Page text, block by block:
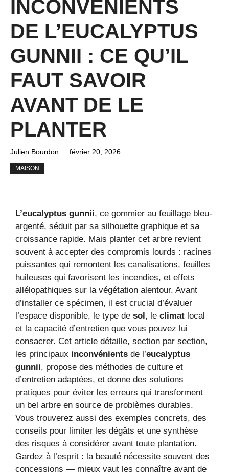
INCONVÉNIENTS
DE L’EUCALYPTUS
GUNNII : CE QU’IL
FAUT SAVOIR
AVANT DE LE
PLANTER
Julien.Bourdon février 20, 2026
MAISON
L’eucalyptus gunnii, ce gommier au feuillage bleu-
argenté, séduit par sa silhouette graphique et sa
croissance rapide. Mais planter cet arbre revient
souvent à accepter des compromis lourds : racines
puissantes qui remontent les canalisations, feuilles
huileuses qui favorisent les incendies, et effets
allélopathiques sur la végétation alentour. Avant
d’installer ce spécimen, il est crucial d’évaluer
l’espace disponible, le type de sol, le climat local
et la capacité d’entretien que vous pouvez lui
consacrer. Cet article détaille, section par section,
les principaux inconvénients de l’eucalyptus
gunnii, propose des méthodes de culture et
d’entretien adaptées, et donne des solutions
pratiques pour éviter les erreurs qui transforment
un bel arbre en source de problèmes durables.
Vous trouverez aussi des exemples concrets, des
conseils pour limiter les dégâts et une synthèse
des risques à considérer avant toute plantation.
Gardez à l’esprit : la beauté nécessite souvent des
concessions — mieux vaut les connaître avant de